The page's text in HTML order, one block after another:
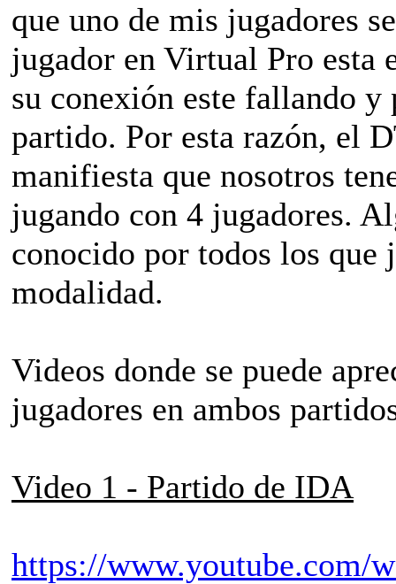
que uno de mis jugadores
jugador en Virtual Pro esta
su conexión este fallando y
partido. Por esta razón, el
manifiesta que nosotros
jugando con 4 jugadores.
conocido por todos los que
modalidad.
Videos donde se puede
jugadores en ambos
Video 1 - Partido de IDA
https://www.youtube.com/